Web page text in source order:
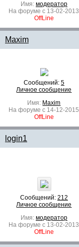
Имя: модератор
На форуме с 13-02-2013
OffLine
Maxim
Сообщений: 5
Личное сообщение
Имя: Maxim
На форуме с 14-12-2015
OffLine
login1
Сообщений: 212
Личное сообщение
Имя: модератор
На форуме с 13-02-2013
OffLine